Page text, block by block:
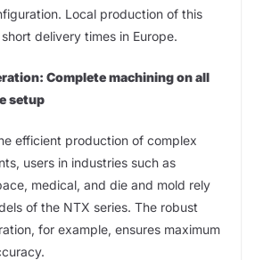
Local production of this
delivery times in Europe.
Complete machining on all
setup
efficient production of complex
users in industries such as
medical, and die and mold rely
of the NTX series. The robust
for example, ensures maximum